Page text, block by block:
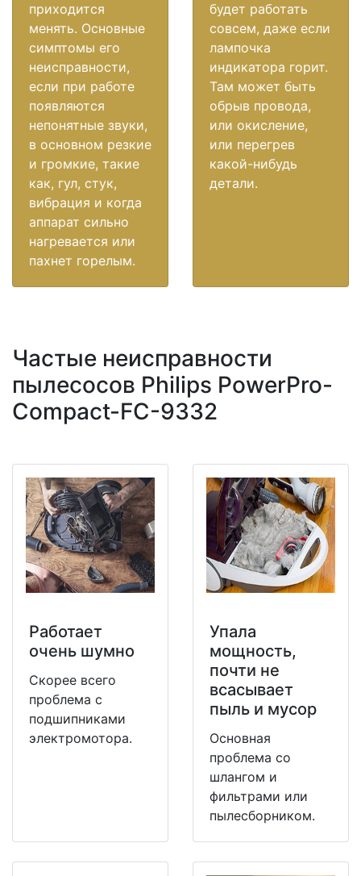
приходится
менять. Основные
симптомы его
неисправности,
если при работе
появляются
непонятные звуки,
в основном резкие
и громкие, такие
как, гул, стук,
вибрация и когда
аппарат сильно
нагревается или
пахнет горелым.
будет работать
совсем, даже если
лампочка
индикатора горит.
Там может быть
обрыв провода,
или окисление,
или перегрев
какой-нибудь
детали.
Частые неисправности
пылесосов Philips PowerPro-
Compact-FC-9332
Работает
очень шумно
Скорее всего
проблема с
подшипниками
электромотора.
Упала
мощность,
почти не
всасывает
пыль и мусор
Основная
проблема со
шлангом и
фильтрами или
пылесборником.